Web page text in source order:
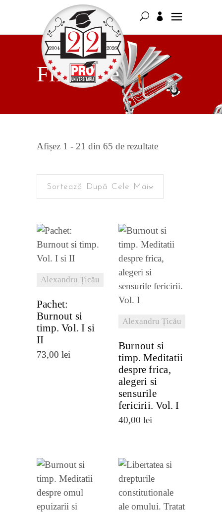
Filosofie
Afișez 1 - 21 din 65 de rezultateSortat
recente
Sortează După Cele Mai Recente
Alexandru Țicău
VEZI
DETALII
Pachet:
Burnout si
timp. Vol. I si
II
73,00 lei
Alexandru Țicău
DETALII
Burnout si
timp. Meditatii
despre frica,
alegeri si
sensurile
fericirii. Vol. I
40,00 lei